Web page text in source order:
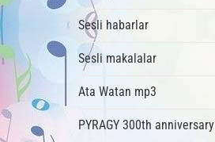
Sesli habarlar
Sesli makalalar
Ata Watan mp3
PYRAGY 300th anniversary